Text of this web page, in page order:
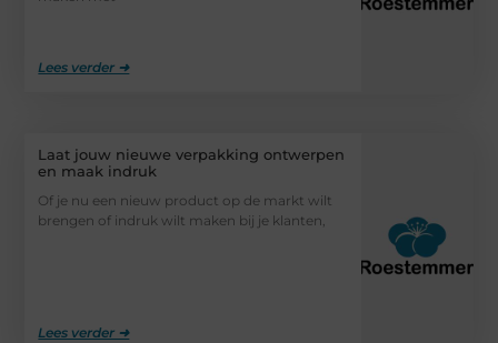
Lees verder ➜
Laat jouw nieuwe verpakking ontwerpen
en maak indruk
Of je nu een nieuw product op de markt wilt
brengen of indruk wilt maken bij je klanten,
Lees verder ➜